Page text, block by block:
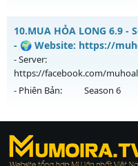
Kiểu reset: Non Reset
Thể loại: Mu Nguyên bản
Antihack: XShield
__MU SÀI GÒN__ - LÂU
Mu mới ra tháng 07 2026
ngày 29/07/2626
Exp: 200x - Drop: 20%
Thể loại: Mu Nguyên bản
Antihack: AntiShark
10.MUA HỎA LONG 6.9 -
- 🌍 Website: https://
- Server:
https://facebook.com/
- Phiên Bản: Season 6
MUA HỎA LONG 6.9 - 🌍
Mu mới ra tháng 08 2026 -
https://facebook.com/
https://ktdb.net/ |
đổi thưởng
|Xôi Lạc